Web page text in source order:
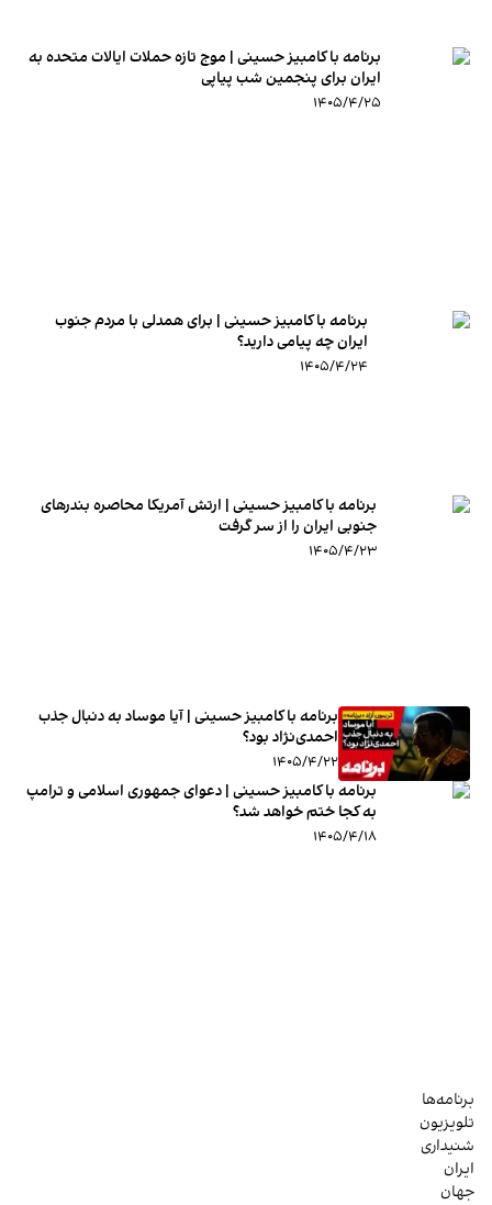
برنامه با کامبیز حسینی | موج تازه حملات ایالات متحده به
ایران برای پنجمین شب پیاپی
۱۴۰۵/۴/۲۵
برنامه با کامبیز حسینی | برای همدلی با مردم جنوب
ایران چه پیامی دارید؟
۱۴۰۵/۴/۲۴
برنامه با کامبیز حسینی | ارتش آمریکا محاصره بندرهای
جنوبی ایران را از سر گرفت
۱۴۰۵/۴/۲۳
برنامه با کامبیز حسینی | آیا موساد به دنبال جذب
احمدی‌نژاد بود؟
۱۴۰۵/۴/۲۲
برنامه با کامبیز حسینی | دعوای جمهوری اسلامی و ترامپ
به کجا ختم خواهد شد؟
۱۴۰۵/۴/۱۸
برنامه‌ها
تلویزیون
شنیداری
ایران
جهان